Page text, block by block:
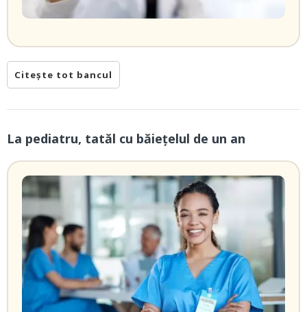
Citește tot bancul
La pediatru, tatăl cu băieţelul de un an